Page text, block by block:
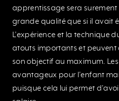
apprentissage sera surement
grande qualité que si il avait
L’expérience et la technique
atouts importants et peuvent
son objectif au maximum.
avantageux pour l’enfant
puisque cela lui permet